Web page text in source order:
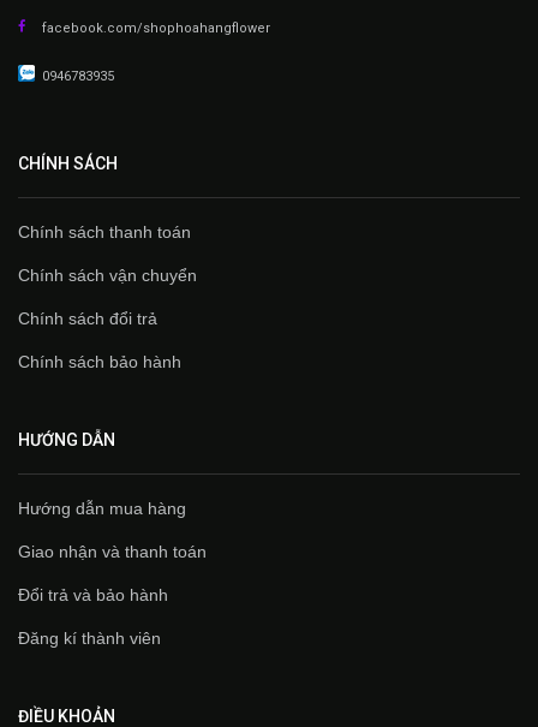
facebook.com/shophoahangflower
0946783935
CHÍNH SÁCH
Chính sách thanh toán
Chính sách vận chuyển
Chính sách đổi trả
Chính sách bảo hành
HƯỚNG DẪN
Hướng dẫn mua hàng
Giao nhận và thanh toán
Đổi trả và bảo hành
Đăng kí thành viên
ĐIỀU KHOẢN